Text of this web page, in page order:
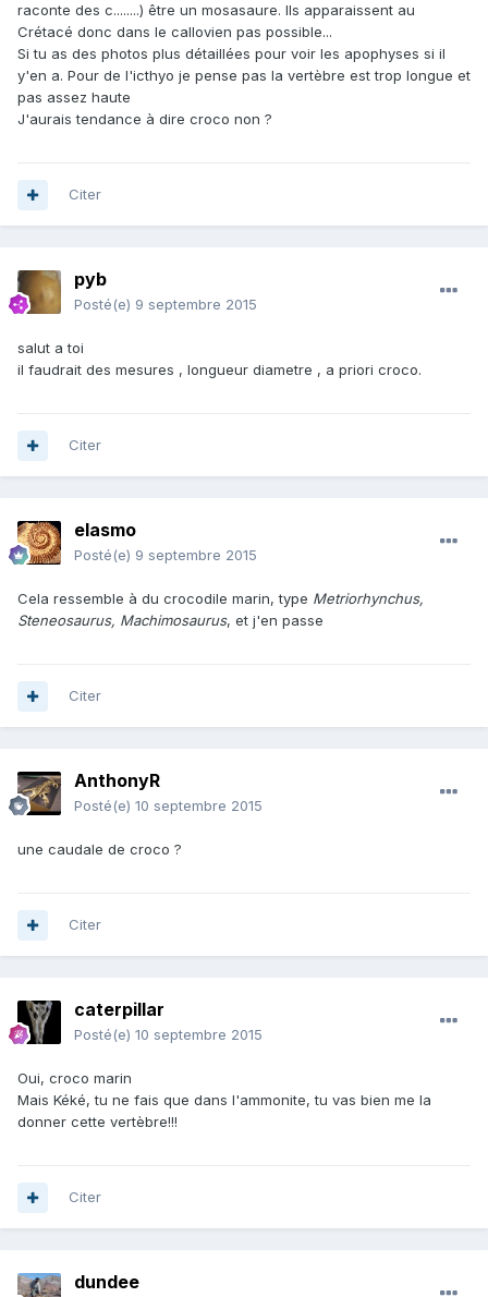
raconte des c........) être un mosasaure. Ils apparaissent au
Crétacé donc dans le callovien pas possible...
Si tu as des photos plus détaillées pour voir les apophyses si il
y'en a. Pour de l'icthyo je pense pas la vertèbre est trop longue et
pas assez haute
J'aurais tendance à dire croco non ?
Citer
pyb
Posté(e) 9 septembre 2015
salut a toi
il faudrait des mesures , longueur diametre , a priori croco.
Citer
elasmo
Posté(e) 9 septembre 2015
Cela ressemble à du crocodile marin, type Metriorhynchus,
Steneosaurus, Machimosaurus, et j'en passe
Citer
AnthonyR
Posté(e) 10 septembre 2015
une caudale de croco ?
Citer
caterpillar
Posté(e) 10 septembre 2015
Oui, croco marin
Mais Kéké, tu ne fais que dans l'ammonite, tu vas bien me la
donner cette vertèbre!!!
Citer
dundee